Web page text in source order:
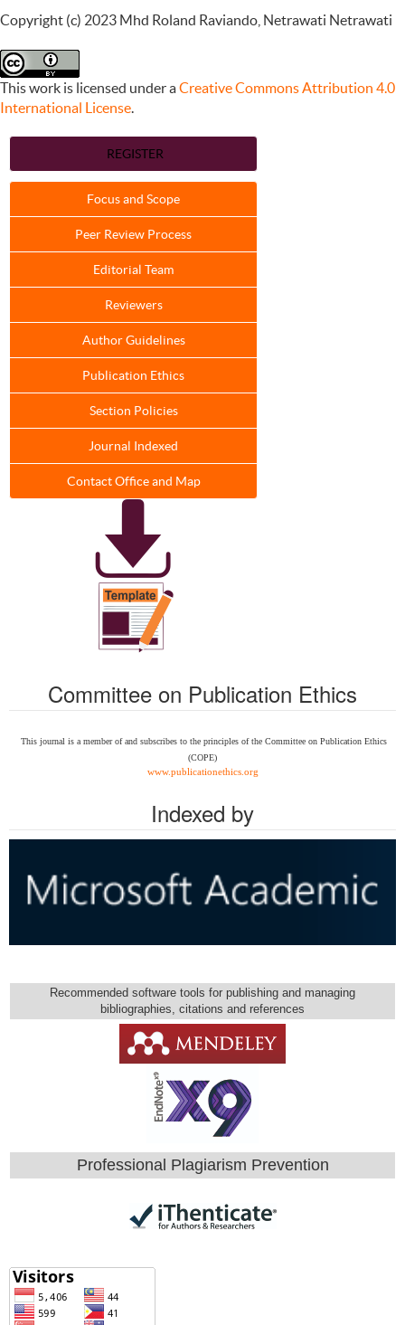
Copyright (c) 2023 Mhd Roland Raviando, Netrawati Netrawati
This work is licensed under aCreative Commons Attribution 4.0
International License.
REGISTER
Focus and Scope
Peer Review Process
Editorial Team
Reviewers
Author Guidelines
Publication Ethics
Section Policies
Journal Indexed
Contact Office and Map
Committee on Publication Ethics
This journal is a member of and subscribes to the principles of the Committee on Publication Ethics
(COPE)
www.publicationethics.org
Indexed by
Recommended software tools for publishing and managing
bibliographies, citations and references
Professional Plagiarism Prevention